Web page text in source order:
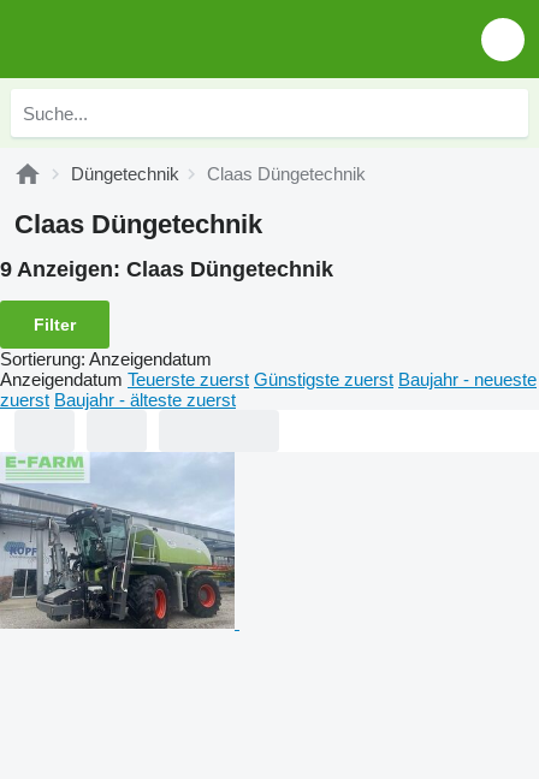
Düngetechnik Claas Düngetechnik
Claas Düngetechnik
9 Anzeigen: Claas Düngetechnik
Filter
Sortierung: Anzeigendatum
Anzeigendatum Teuerste zuerst Günstigste zuerst Baujahr - neueste
zuerst Baujahr - älteste zuerst